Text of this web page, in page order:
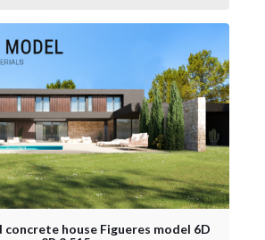
house Figueres model 6D